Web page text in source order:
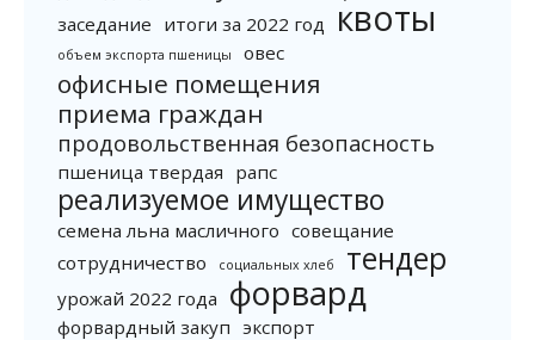
заседание итоги за 2022 год квоты
объем экспорта пшеницы овес
офисные помещения
приема граждан
продовольственная безопасность
пшеница твердая рапс
реализуемое имущество
семена льна масличного совещание
сотрудничество
социальных хлеб тендер
урожай 2022 года форвард
форвардный закуп экспорт